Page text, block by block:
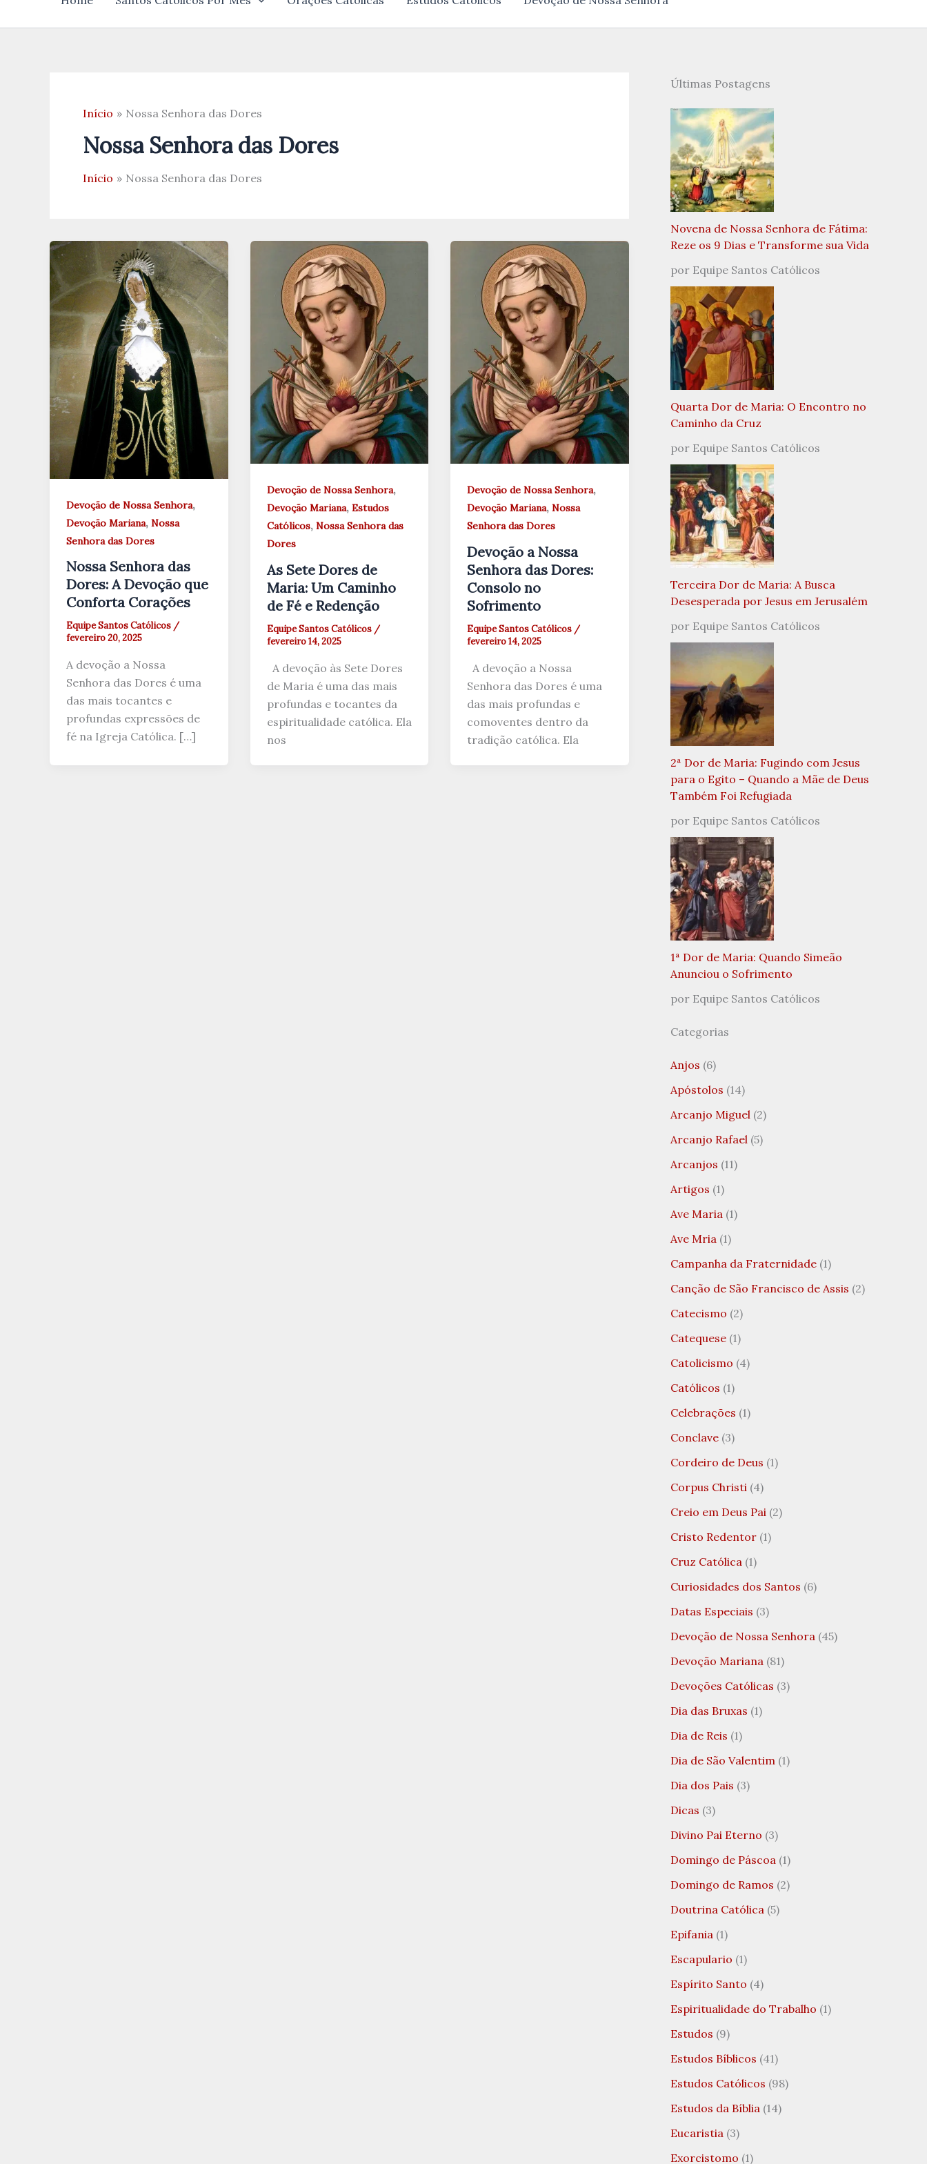
Início Nossa Senhora das Dores
Nossa Senhora das Dores
Início Nossa Senhora das Dores
Devoção de Nossa Senhora,
Devoção Mariana, Nossa
Senhora das Dores
Nossa Senhora das
Dores: A Devoção que
Conforta Corações
Equipe Santos Católicos /
fevereiro 20, 2025
A devoção a Nossa
Senhora das Dores é uma
das mais tocantes e
profundas expressões de
fé na Igreja Católica. […]
Devoção de Nossa Senhora,
Devoção Mariana, Estudos
Católicos, Nossa Senhora das
Dores
As Sete Dores de
Maria: Um Caminho
de Fé e Redenção
Equipe Santos Católicos /
fevereiro 14, 2025
A devoção às Sete Dores
de Maria é uma das mais
profundas e tocantes da
espiritualidade católica. Ela
nos
Devoção de Nossa Senhora,
Devoção Mariana,Nossa
Senhora das Dores
Devoção a Nossa
Senhora das Dores:
Consolo no
Sofrimento
Equipe Santos Católicos /
fevereiro 14, 2025
A devoção a Nossa
Senhora das Dores é uma
das mais profundas e
comoventes dentro da
tradição católica. Ela
Últimas Postagens
Novena de Nossa Senhora de Fátima:
Reze os 9 Dias e Transforme sua Vida
por Equipe Santos Católicos
Quarta Dor de Maria: O Encontro no
Caminho da Cruz
por Equipe Santos Católicos
Terceira Dor de Maria: A Busca
Desesperada por Jesus em Jerusalém
por Equipe Santos Católicos
2ª Dor de Maria: Fugindo com Jesus
para o Egito – Quando a Mãe de Deus
Também Foi Refugiada
por Equipe Santos Católicos
1ª Dor de Maria: Quando Simeão
Anunciou o Sofrimento
por Equipe Santos Católicos
Categorias
Anjos (6)
Apóstolos (14)
Arcanjo Miguel (2)
Arcanjo Rafael (5)
Arcanjos (11)
Artigos (1)
Ave Maria (1)
Ave Mria (1)
Campanha da Fraternidade (1)
Canção de São Francisco de Assis (2)
Catecismo (2)
Catequese (1)
Catolicismo (4)
Católicos (1)
Celebrações (1)
Conclave (3)
Cordeiro de Deus (1)
Corpus Christi (4)
Creio em Deus Pai (2)
Cristo Redentor (1)
Cruz Católica (1)
Curiosidades dos Santos (6)
Datas Especiais (3)
Devoção de Nossa Senhora (45)
Devoção Mariana (81)
Devoções Católicas (3)
Dia das Bruxas (1)
Dia de Reis (1)
Dia de São Valentim (1)
Dia dos Pais (3)
Dicas (3)
Divino Pai Eterno (3)
Domingo de Páscoa (1)
Domingo de Ramos (2)
Doutrina Católica (5)
Epifania (1)
Escapulario (1)
Espírito Santo (4)
Espiritualidade do Trabalho (1)
Estudos (9)
Estudos Bíblicos (41)
Estudos Católicos (98)
Estudos da Bíblia (14)
Eucaristia (3)
Exorcistomo (1)